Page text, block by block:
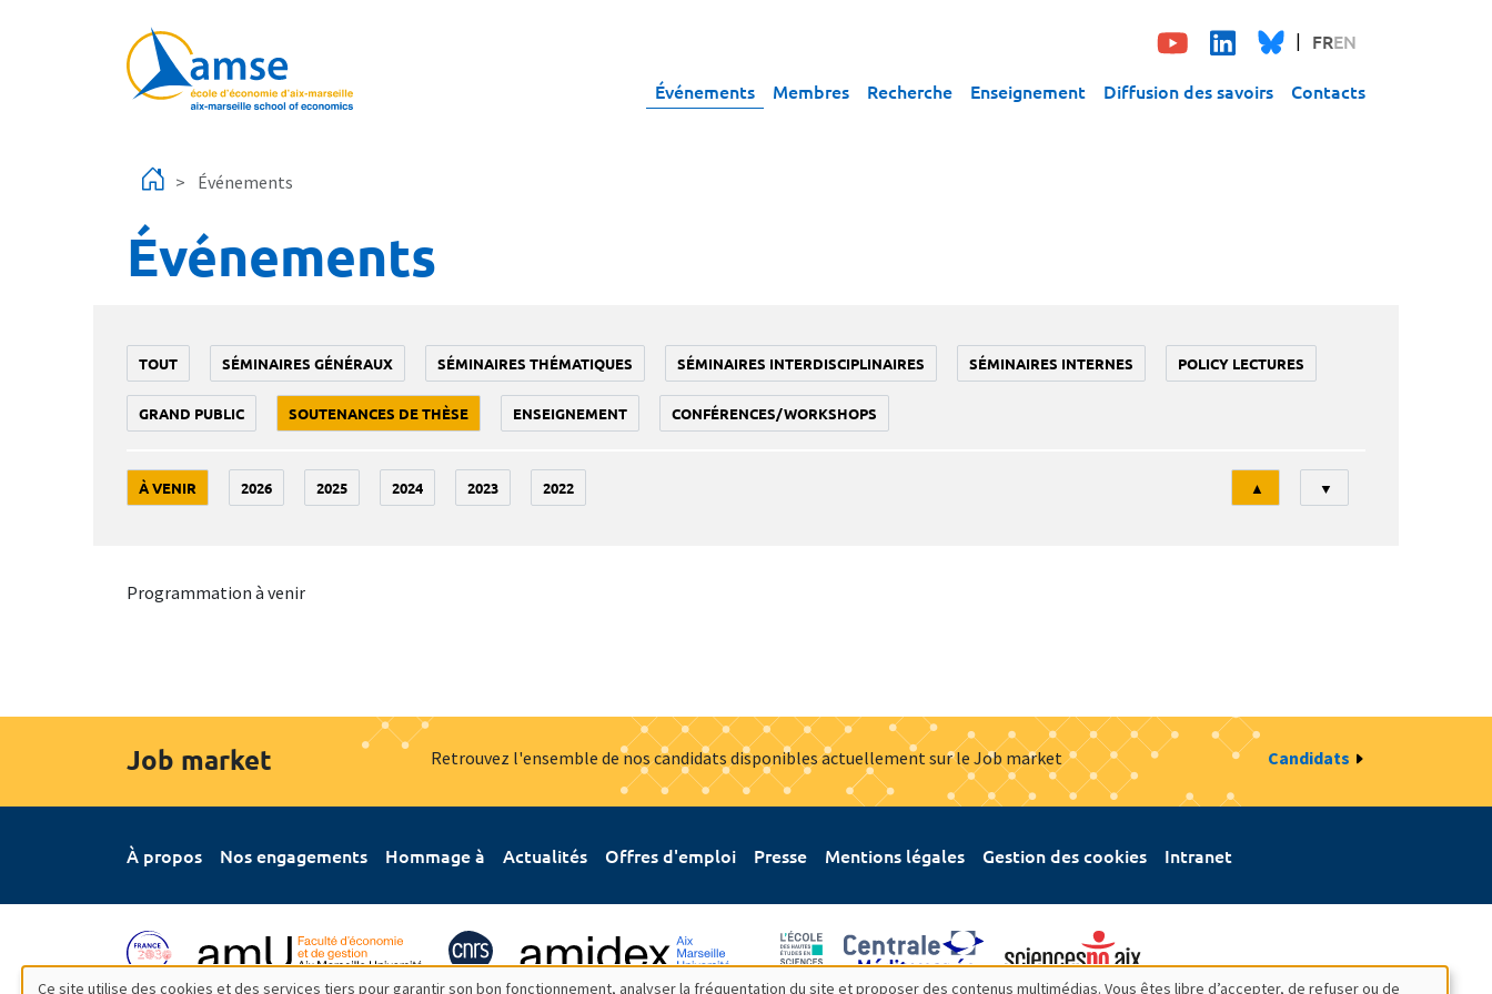
FREN
Événements Membres Recherche Enseignement Diffusion des savoirs Contacts
Événements
Événements
TOUT SÉMINAIRES GÉNÉRAUX SÉMINAIRES THÉMATIQUES SÉMINAIRES INTERDISCIPLINAIRES SÉMINAIRES INTERNES POLICY LECTURES
GRAND PUBLIC SOUTENANCES DE THÈSE ENSEIGNEMENT CONFÉRENCES/WORKSHOPS
À VENIR 2026 2025 2024 2023 2022
Tri
▲ ▼
Programmation à venir
Job market Retrouvez l'ensemble de nos candidats disponibles actuellement sur le Job market Candidats
À propos Nos engagements Hommage à Actualités Offres d'emploi Presse Mentions légales Gestion des cookies Intranet
Ce site utilise des cookies et des services tiers pour garantir son bon fonctionnement, analyser la fréquentation du site et proposer des contenus multimédias. Vous êtes libre d’accepter, de refuser ou de